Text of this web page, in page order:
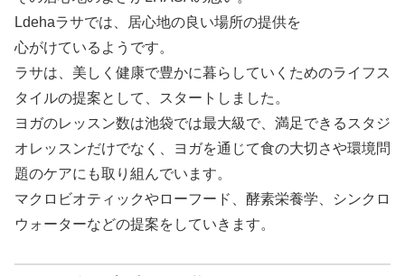
Ldehaラサでは、居心地の良い場所の提供を
心がけているようです。
ラサは、美しく健康で豊かに暮らしていくためのライフス
タイルの提案として、スタートしました。
ヨガのレッスン数は池袋では最大級で、満足できるスタジ
オレッスンだけでなく、ヨガを通じて食の大切さや環境問
題のケアにも取り組んでいます。
マクロビオティックやローフード、酵素栄養学、シンクロ
ウォーターなどの提案をしていきます。